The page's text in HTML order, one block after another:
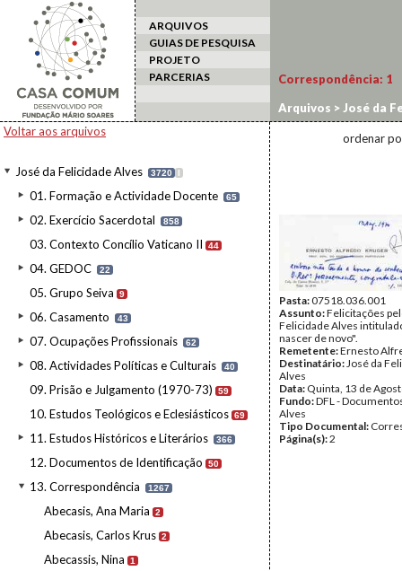
ARQUIVOS
GUIAS DE PESQUISA
PROJETO
PARCERIAS
Voltar aos arquivos
José da Felicidade Alves 3720 I
01. Formação e Actividade Docente 65
02. Exercício Sacerdotal 858
03. Contexto Concílio Vaticano II 44
04. GEDOC 22
05. Grupo Seiva 9
06. Casamento 43
07. Ocupações Profissionais 62
08. Actividades Políticas e Culturais 40
09. Prisão e Julgamento (1970-73) 59
10. Estudos Teológicos e Eclesiásticos 69
11. Estudos Históricos e Literários 366
12. Documentos de Identificação 50
13. Correspondência 1267
Abecasis, Ana Maria 2
Abecasis, Carlos Krus 2
Abecassis, Nina 1
Correspondência: 1
Arquivos > José da
ordenar
Pasta:07518.036.001
Assunto:Felicitações
Felicidade Alves
nascer de novo".
Remetente:Ernesto
Destinatário:José da
Alves
Data: Quinta, 13 de
Fundo:DFL -
Alves
Tipo Documental:
Página(s):2